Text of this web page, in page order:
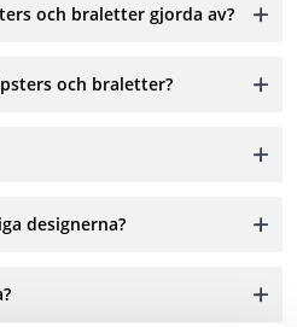
och braletter gjorda av?
och braletter?
designerna?